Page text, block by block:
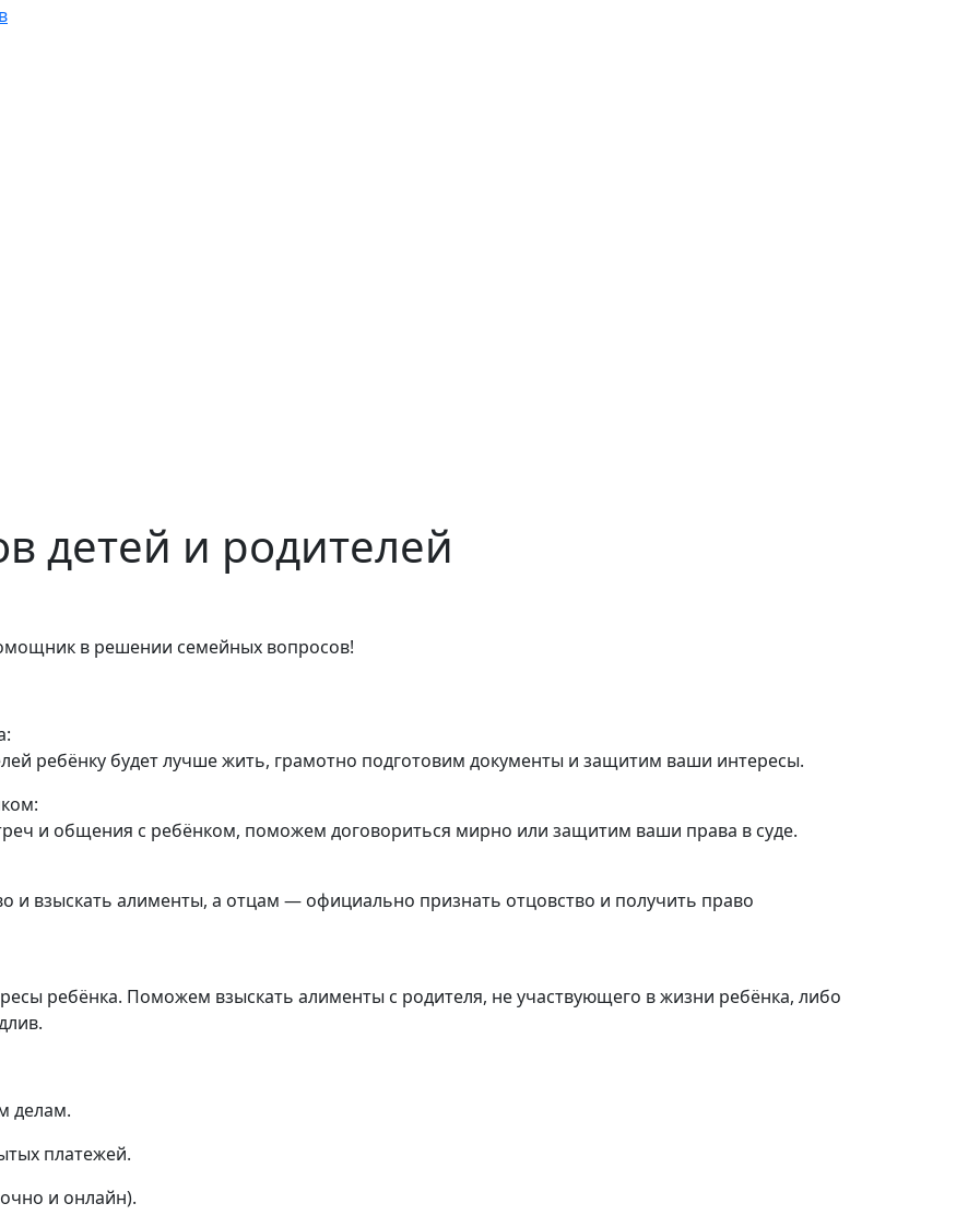
детей и родителей
в решении семейных вопросов!
ребёнку будет лучше жить, грамотно подготовим документы и защитим ваши интересы.
и общения с ребёнком, поможем договориться мирно или защитим ваши права в суде.
и взыскать алименты, а отцам — официально признать отцовство и получить право
ребёнка. Поможем взыскать алименты с родителя, не участвующего в жизни ребёнка, либо
делам.
платежей.
и онлайн).